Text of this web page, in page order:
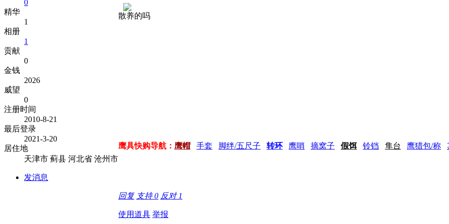
0
精华
1
相册
1
贡献
0
金钱
2026
威望
0
注册时间
2010-8-21
最后登录
2021-3-20
居住地
天津市 蓟县 河北省 沧州市
发消息
散养的吗
鹰具快购导航： 鹰帽 手套 脚绊/五尺子 转环 鹰哨 摘窝子 假饵 铃铛 隼台 鹰猎包/称
回复 支持0 反对 1
使用道具 举报